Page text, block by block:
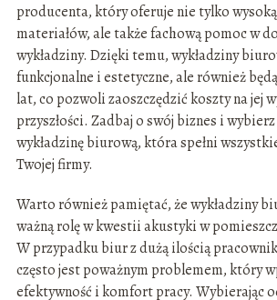
producenta, który oferuje nie tylko
materiałów, ale także fachową pomoc w
wykładziny. Dzięki temu, wykładziny
funkcjonalne i estetyczne, ale również
lat, co pozwoli zaoszczędzić koszty na jej
przyszłości. Zadbaj o swój biznes i
wykładzinę biurową, która spełni
Twojej firmy.
Warto również pamiętać, że wykładziny
ważną rolę w kwestii akustyki w
W przypadku biur z dużą ilością
często jest poważnym problemem, który
efektywność i komfort pracy. Wybierając